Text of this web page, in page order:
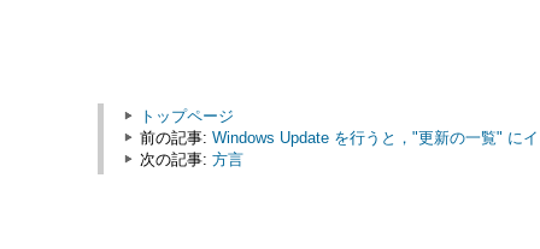
トップページ
前の記事: Windows Update を行うと，"更新の一覧" に
次の記事: 方言